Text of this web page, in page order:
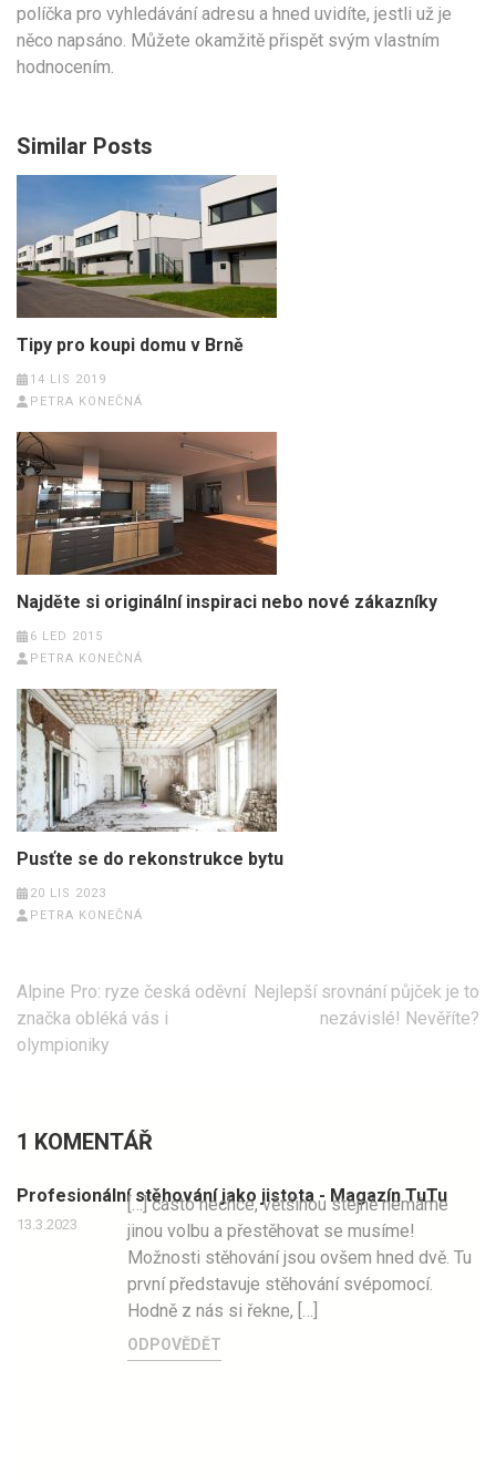
políčka pro vyhledávání adresu a hned uvidíte, jestli už je
něco napsáno. Můžete okamžitě přispět svým vlastním
hodnocením.
Similar Posts
Tipy pro koupi domu v Brně
14 LIS 2019
PETRA KONEČNÁ
Najděte si originální inspiraci nebo nové zákazníky
6 LED 2015
PETRA KONEČNÁ
Pusťte se do rekonstrukce bytu
20 LIS 2023
PETRA KONEČNÁ
Navigace
pro
příspěvek
Alpine Pro: ryze česká oděvní
značka obléká vás i
olympioniky
Nejlepší srovnání půjček je to
nezávislé! Nevěříte?
1 KOMENTÁŘ
Profesionální stěhování jako jistota - Magazín TuTu
13.3.2023
[…] často nechce, většinou stejně nemáme
jinou volbu a přestěhovat se musíme!
Možnosti stěhování jsou ovšem hned dvě. Tu
první představuje stěhování svépomocí.
Hodně z nás si řekne, […]
ODPOVĚDĚT